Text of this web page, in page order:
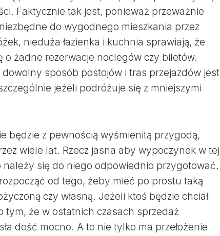
Faktycznie tak jest, ponieważ przeważnie
do wygodnego mieszkania przez
nieduża łazienka i kuchnia sprawiają, że
o żadne rezerwacje noclegów czy biletów.
sposób postojów i tras przejazdów jest
jeżeli podróżuje się z mniejszymi
będzie z pewnością wyśmienitą przygodą,
wiele lat. Rzecz jasna aby wypoczynek w tej
należy się do niego odpowiednio przygotować.
od tego, żeby mieć po prostu taką
czy własną. Jeżeli ktoś będzie chciał
tym, że w ostatnich czasach sprzedaż
dość mocno. A to nie tylko ma przełożenie